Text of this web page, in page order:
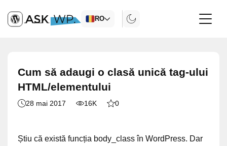
RO
Cum să adaugi o clasă unică tag-ului
HTML/elementului
28 mai 2017 16K 0
Știu că există funcția body_class în WordPress. Dar